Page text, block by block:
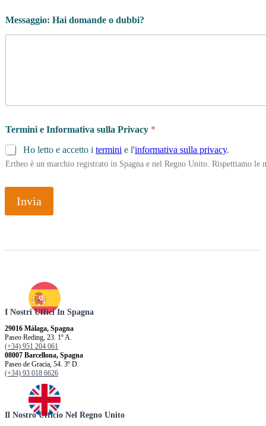
Messaggio: Hai domande o dubbi?
e
s
s
o
i
Termini e Informativa sulla Privacy *
Ho letto e accetto i termini e l'informativa sulla privacy.
Ertheo è un marchio registrato in Spagna e nel Regno Unito. Rispettiamo
Invia
I Nostri Uffici In Spagna
29016 Málaga, Spagna
Paseo Reding, 23. 1º A.
(+34) 951 204 061
08007 Barcellona, ​​Spagna
Paseo de Gracia, 54. 3º D.
(+34) 93 018 6626
Il Nostro Ufficio Nel Regno Unito